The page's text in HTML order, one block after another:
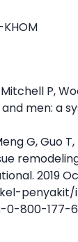
Mitchell P,
men: a
G,
2019
0-800-177-